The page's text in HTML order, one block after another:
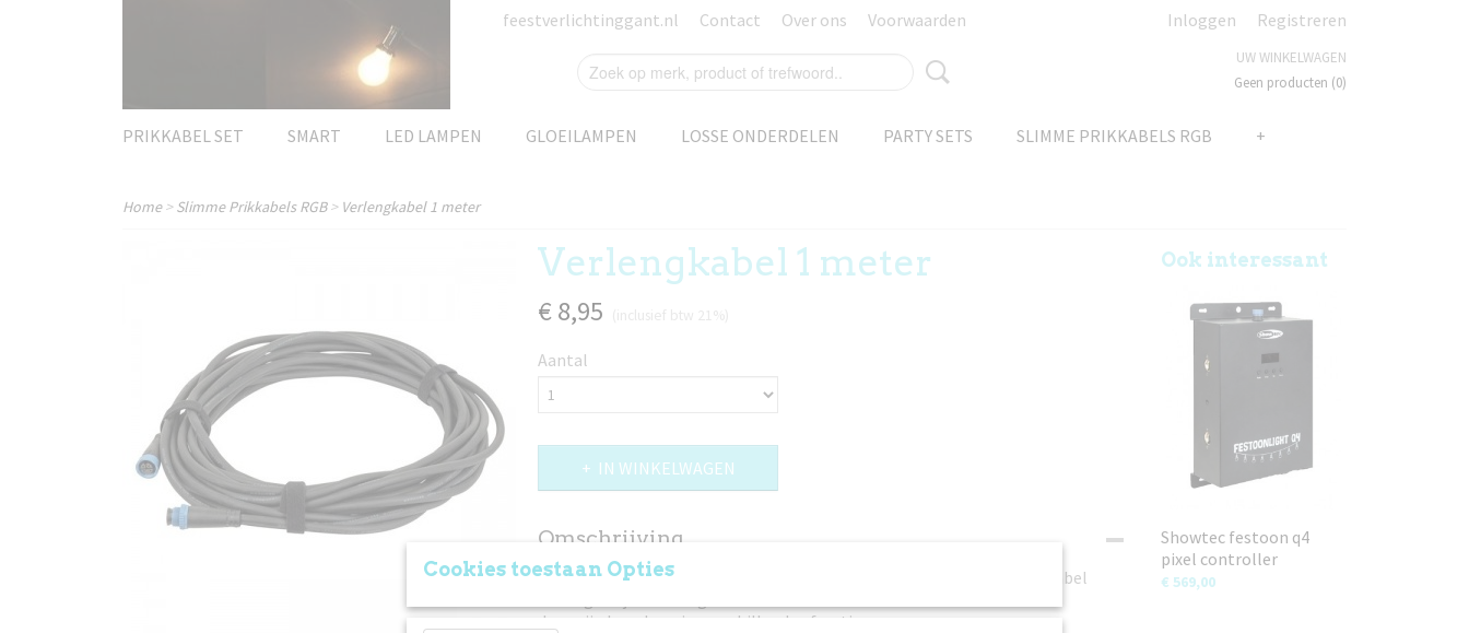
feestverlichtinggant.nl Contact Over ons Voorwaarden Inloggen Registreren
UW WINKELWAGEN
Geen producten (0)
PRIKKABEL SET SMART LED LAMPEN GLOEILAMPEN LOSSE ONDERDELEN PARTY SETS SLIMME PRIKKABELS RGB +
Home>Slimme Prikkabels RGB> Verlengkabel 1 meter
Verlengkabel 1 meter
€ 8,95
Aantal
IN WINKELWAGEN
Omschrijving
De verleng kabel van 10 meter is de juiste manier om uw slimme prikkabel
deze zijn leverbaar in verschillende afmetingen
Ook interessant
Showtec festoon q4
pixel controller
€ 569,00
Cookies toestaan Opties